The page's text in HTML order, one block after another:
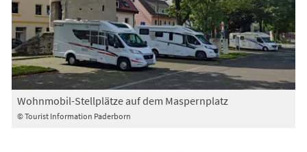
© Tourist Information Paderborn
Wohnmobil-Stellplätze auf dem Maspernplatz